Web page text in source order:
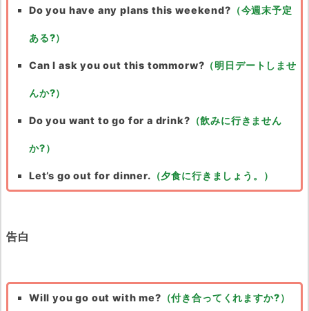
Do you have any plans this weekend? （今週末予定
ある?）
Can I ask you out this tommorw? （明日デートしませ
んか?）
Do you want to go for a drink? （飲みに行きません
か?）
Let’s go out for dinner. （夕食に行きましょう。）
告白
Will you go out with me? （付き合ってくれますか?）